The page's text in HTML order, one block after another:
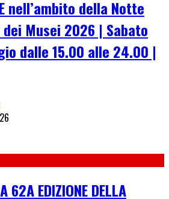
nell’ambito della Notte
dei Musei 2026 | Sabato
dalle 15.00 alle 24.00 |
62A EDIZIONE DELLA